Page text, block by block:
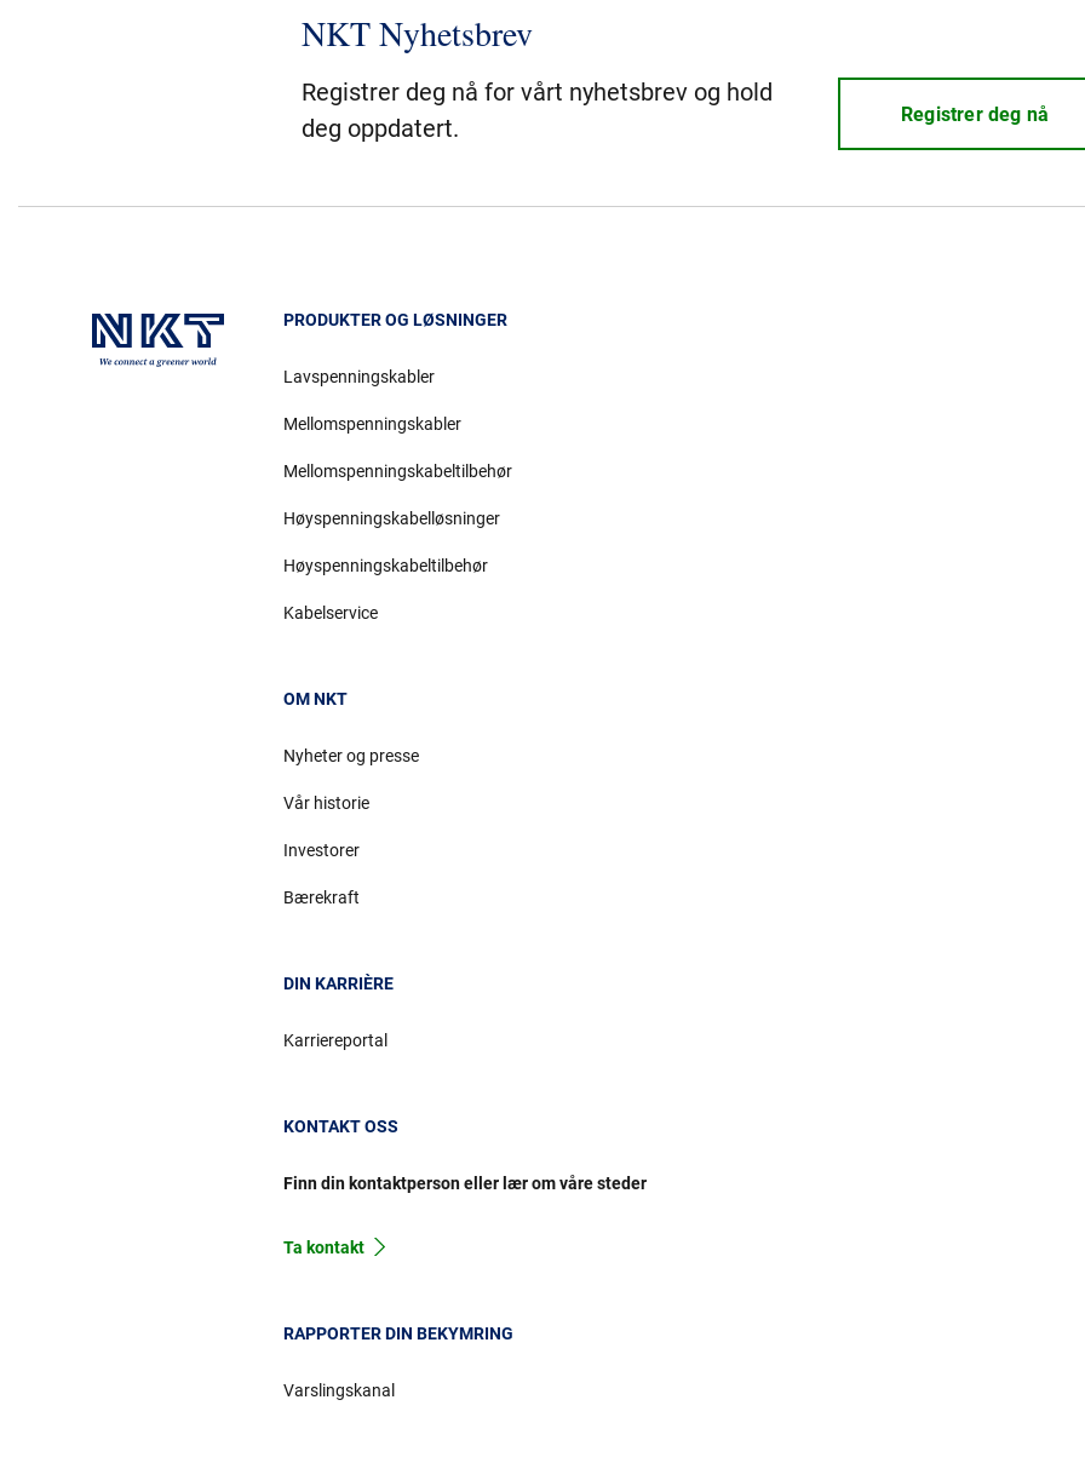
NKT Nyhetsbrev
Registrer deg nå for vårt nyhetsbrev og hold
deg oppdatert.
Registrer deg nå
PRODUKTER OG LØSNINGER
Lavspenningskabler
Mellomspenningskabler
Mellomspenningskabeltilbehør
Høyspenningskabelløsninger
Høyspenningskabeltilbehør
Kabelservice
OM NKT
Nyheter og presse
Vår historie
Investorer
Bærekraft
DIN KARRIÈRE
Karriereportal
KONTAKT OSS
Finn din kontaktperson eller lær om våre steder
Ta kontakt
RAPPORTER DIN BEKYMRING
Varslingskanal